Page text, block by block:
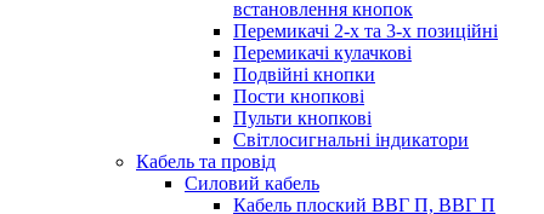
встановлення кнопок
Перемикачі 2-х та 3-х позиційні
Перемикачі кулачкові
Подвійні кнопки
Пости кнопкові
Пульти кнопкові
Світлосигнальні індикатори
Кабель та провід
Силовий кабель
Кабель плоский ВВГ П, ВВГ П